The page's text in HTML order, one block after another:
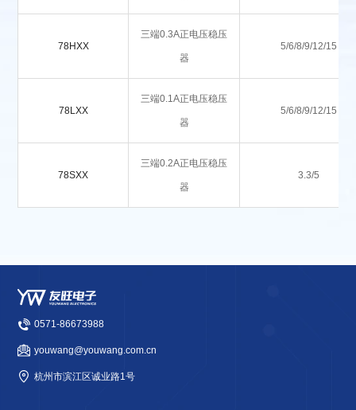
78HXX
三端0.3A正电压稳压
器
5/6/8/9/12/15
78LXX
三端0.1A正电压稳压
器
5/6/8/9/12/15
78SXX
三端0.2A正电压稳压
器
3.3/5
0571-86673988
youwang@youwang.com.cn
杭州市滨江区诚业路1号